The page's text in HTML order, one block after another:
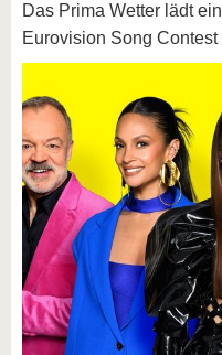
Das Prima Wetter lädt
Eurovision Song Contest